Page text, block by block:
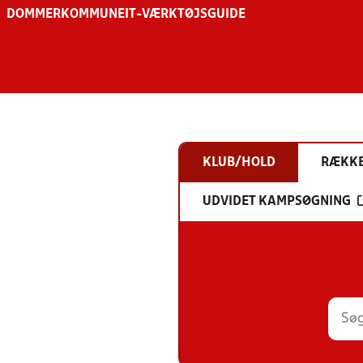
DOMMER KOMMUNE IT-VÆRKTØJSGUIDE
KLUB/HOLD
UDVIDET KAMPSØGNING